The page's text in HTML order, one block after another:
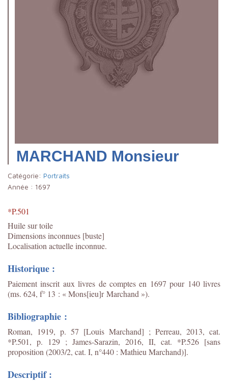
MARCHAND Monsieur
Catégorie: Portraits
Année : 1697
*P.501
Huile sur toile
Dimensions inconnues [buste]
Localisation actuelle inconnue.
Historique :
Paiement inscrit aux livres de comptes en 1697 pour 140 livres
(ms. 624, f° 13 : « Mons[ieu]r Marchand »).
Bibliographie :
Roman, 1919, p. 57 [Louis Marchand] ; Perreau, 2013, cat.
*P.501, p. 129 ; James-Sarazin, 2016, II, cat. *P.526 [sans
proposition (2003/2, cat. I, n°440 : Mathieu Marchand)].
Descriptif :